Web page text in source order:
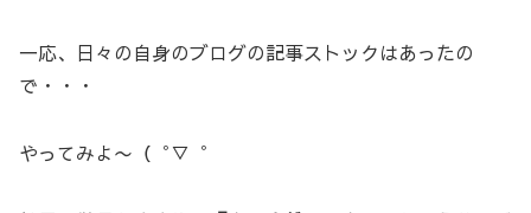
一応、日々の自身のブログの記事ストックはあったの
で・・・
やってみよ〜（゜▽゜